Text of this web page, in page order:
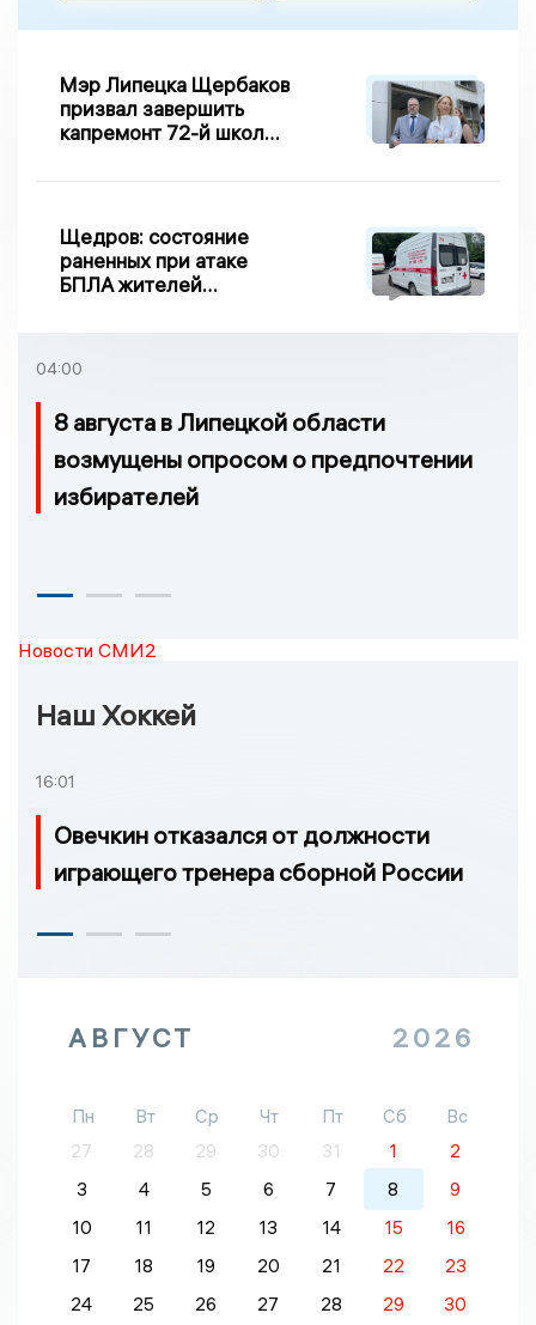
Мэр Липецка Щербаков
призвал завершить
капремонт 72-й школы
Щедров: состояние
раненных при атаке
БПЛА жителей
04:00
8 августа в Липецкой области
возмущены опросом о предпочтении
избирателей
Новости СМИ2
Наш Хоккей
16:01
Овечкин отказался от должности
играющего тренера сборной России
АВГУСТ 2026
Пн Вт Ср Чт Пт Сб
Вс
27
28 29 30 31 1
2
3
4 5 6 7 8
9
10
11 12 13 14 15
16
17
18 19 20 21 22
23
24
25 26 27 28 29 30